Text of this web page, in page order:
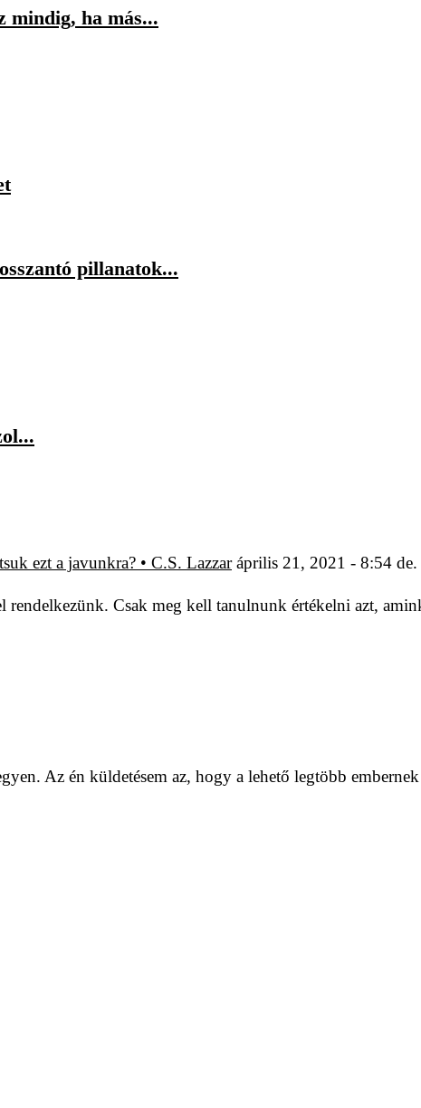
mindig, ha más...
pillanatok...
ezt a javunkra? • C.S. Lazzar április 21, 2021 - 8:54 de.
Csak meg kell tanulnunk értékelni azt,
Az én küldetésem az, hogy a lehető legtöbb embernek